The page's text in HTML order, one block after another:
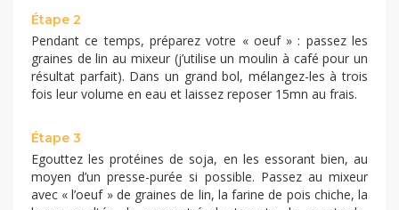
Étape 2
Pendant ce temps, préparez votre « oeuf » : passez les
graines de lin au mixeur (j’utilise un moulin à café pour un
résultat parfait). Dans un grand bol, mélangez-les à trois
fois leur volume en eau et laissez reposer 15mn au frais.
Étape 3
Egouttez les protéines de soja, en les essorant bien, au
moyen d’un presse-purée si possible. Passez au mixeur
avec « l’oeuf » de graines de lin, la farine de pois chiche, la